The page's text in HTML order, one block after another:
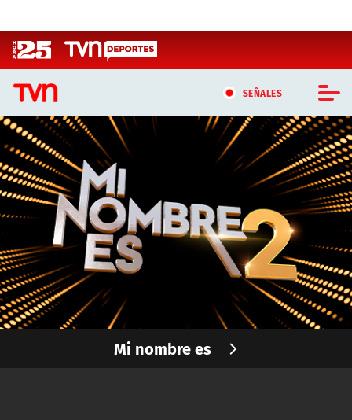
SEÑALES
CASTING MASTERCHEF CHILE
CASTING TVN VERTICAL
TVN VERTICAL
TVN PLAY
PROGRAMAS
TELESERIES
Mi nombre es